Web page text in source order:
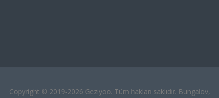
Copyright © 2019-2026 Geziyoo. Tüm hakları saklıdır. Bungalov,